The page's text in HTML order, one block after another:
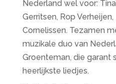
Nederland wel voor:
Gerritsen, Rop
Cornelissen. Tezamen
muzikale duo van
Groenteman, die garant
heerlijkste liedjes.